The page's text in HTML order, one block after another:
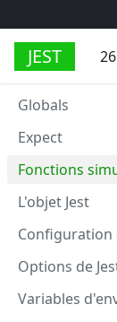
JEST
Globals
Expect
Fonctions
L'objet Jest
Configuration
Options de
Variables